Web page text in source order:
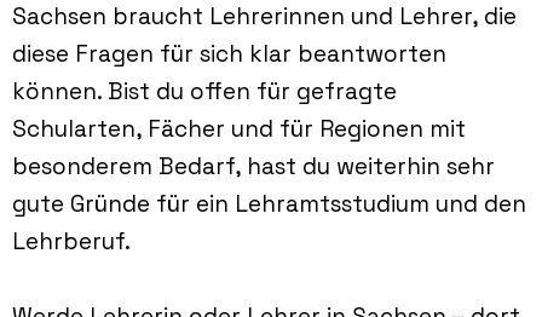
Sachsen braucht Lehrerinnen und Lehrer, die
diese Fragen für sich klar beantworten
können. Bist du offen für gefragte
Schularten, Fächer und für Regionen mit
besonderem Bedarf, hast du weiterhin sehr
gute Gründe für ein Lehramtsstudium und den
Lehrberuf.